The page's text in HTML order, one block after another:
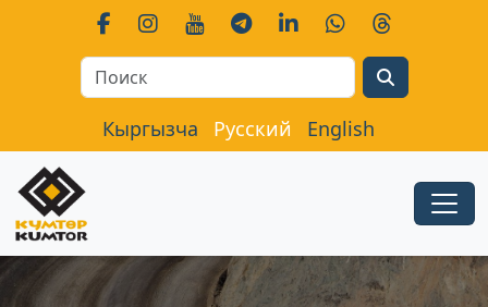
Кыргызча Русский English